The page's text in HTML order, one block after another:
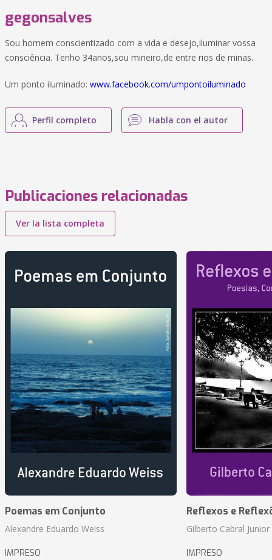
gegonsalves
Sou homem conscientizado com a vida e desejo,iluminar vossa
consciência. Tenho 34anos,sou mineiro,de entre rios de minas.
Um ponto iluminado: www.facebook.com/umpontoiluminado
Perfil completo Habla con el autor
Publicaciones relacionadas
Ver la lista completa
Poemas em Conjunto
Alexandre Eduardo Weiss
IMPRESO
Reflexos e
Gilberto Cabral Junior
IMPRESO